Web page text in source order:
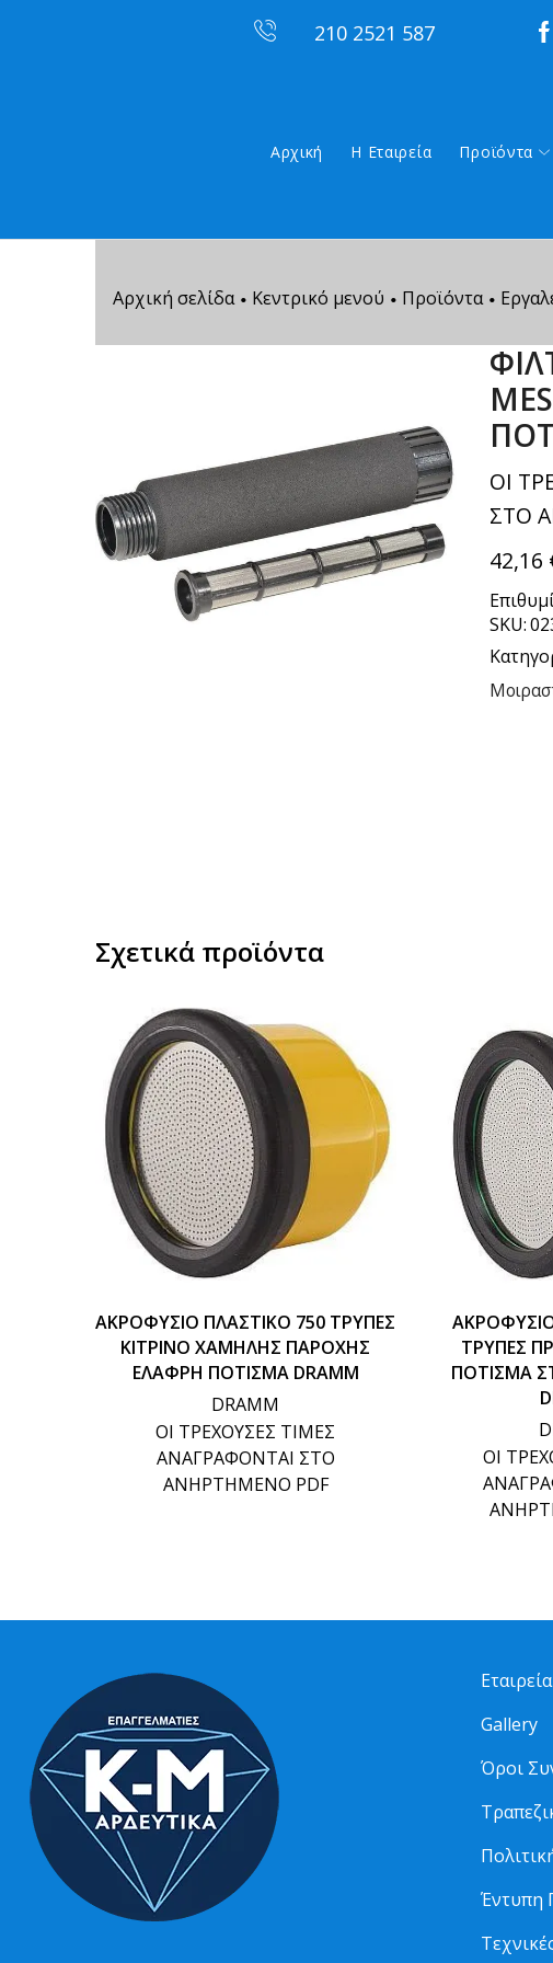
210 2521 587
Αρχική Η Εταιρεία Προϊόντα
Αρχική σελίδα • Κεντρικό μενού • Προϊόντα •
ΟΙ
ΣΤΟ
42,16
SKU:
Σχετικά προϊόντα
ΑΚΡΟΦΥΣΙΟ ΠΛΑΣΤΙΚΟ 750 ΤΡΥΠΕΣ
ΚΙΤΡΙΝΟ ΧΑΜΗΛΗΣ ΠΑΡΟΧΗΣ
ΕΛΑΦΡΗ ΠΟΤΙΣΜΑ DRAMM
DRAMM
ΟΙ ΤΡΕΧΟΥΣΕΣ ΤΙΜΕΣ
ΑΝΑΓΡΑΦΟΝΤΑΙ ΣΤΟ
ΑΝΗΡΤΗΜΕΝΟ PDF
ΤΡΥΠΕΣ
ΠΟΤΙΣΜΑ
ΟΙ
Εταιρεία
Gallery
Όροι
Έντυπη